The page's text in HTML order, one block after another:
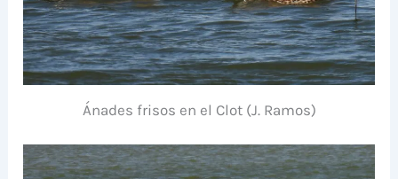
Ánades frisos en el Clot (J. Ramos)